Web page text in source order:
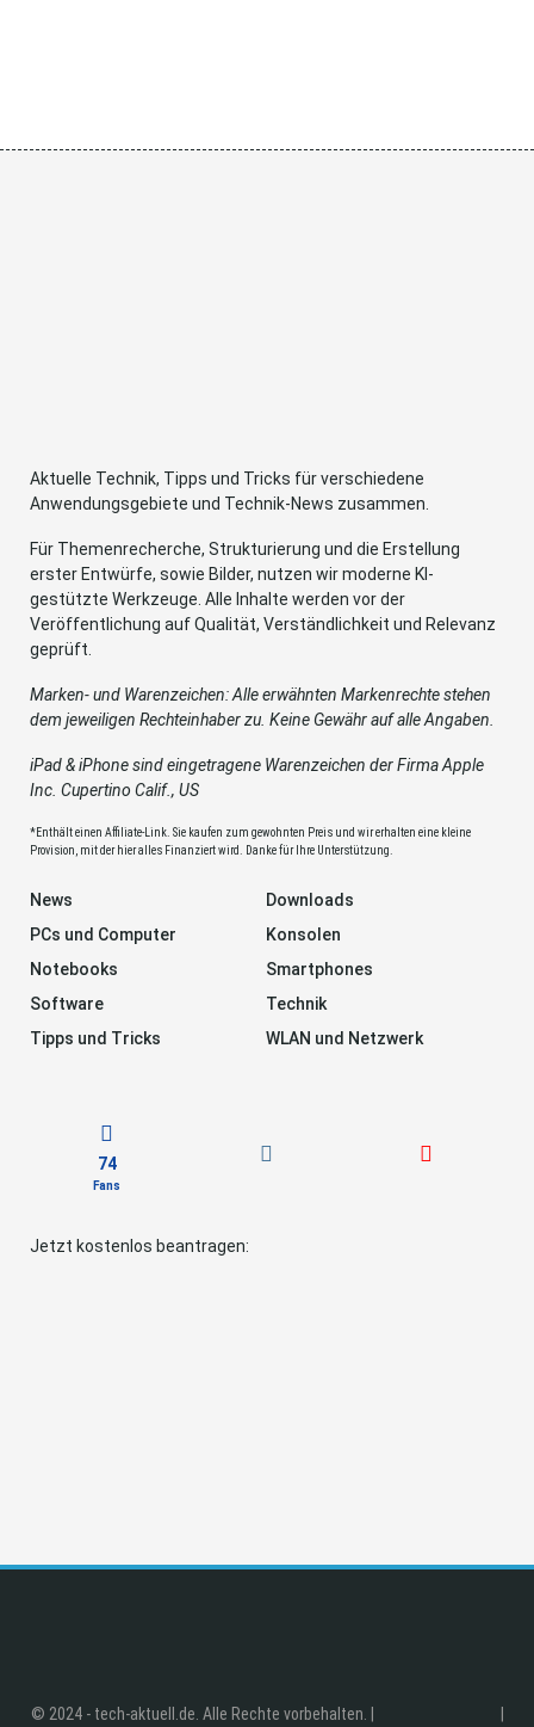
Aktuelle Technik, Tipps und Tricks für verschiedene
Anwendungsgebiete und Technik-News zusammen.
Für Themenrecherche, Strukturierung und die Erstellung
erster Entwürfe, sowie Bilder, nutzen wir moderne KI-
gestützte Werkzeuge. Alle Inhalte werden vor der
Veröffentlichung auf Qualität, Verständlichkeit und Relevanz
geprüft.
Marken- und Warenzeichen: Alle erwähnten Markenrechte stehen
dem jeweiligen Rechteinhaber zu. Keine Gewähr auf alle Angaben.
iPad & iPhone sind eingetragene Warenzeichen der Firma Apple
Inc. Cupertino Calif., US
*Enthält einen Affiliate-Link. Sie kaufen zum gewohnten Preis und wir erhalten eine kleine
Provision, mit der hier alles Finanziert wird. Danke für Ihre Unterstützung.
News
Downloads
PCs und Computer
Konsolen
Notebooks
Smartphones
Software
Technik
Tipps und Tricks
WLAN und Netzwerk
74
Fans
Jetzt kostenlos beantragen:
© 2024 - tech-aktuell.de. Alle Rechte vorbehalten. |